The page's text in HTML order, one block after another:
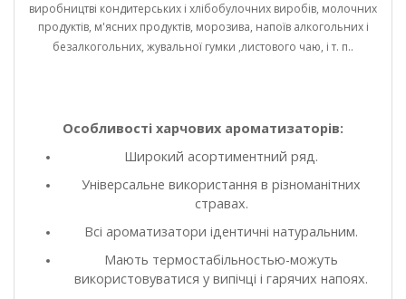
виробництві кондитерських і хлібобулочних виробів, молочних
продуктів, м'ясних продуктів, морозива, напоїв алкогольних і
безалкогольних, жувальної гумки ,листового чаю, і т. п..
Особливості харчових ароматизаторів:
Широкий асортиментний ряд.
Універсальне використання в різноманітних
стравах.
Всі ароматизатори ідентичні натуральним.
Мають термостабільностью-можуть
використовуватися у випічці і гарячих напоях.